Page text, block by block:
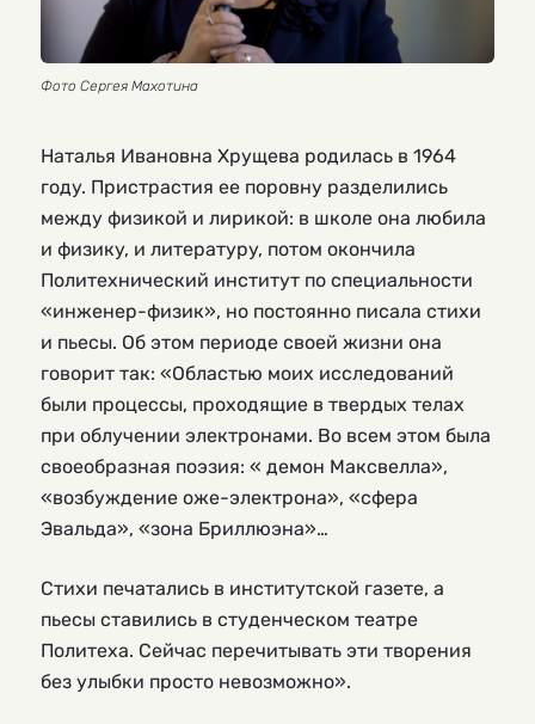
Фото Сергея Махотина
Наталья Ивановна Хрущева родилась в 1964
году. Пристрастия ее поровну разделились
между физикой и лирикой: в школе она любила
и физику, и литературу, потом окончила
Политехнический институт по специальности
«инженер-физик», но постоянно писала стихи
и пьесы. Об этом периоде своей жизни она
говорит так: «Областью моих исследований
были процессы, проходящие в твердых телах
при облучении электронами. Во всем этом была
своеобразная поэзия: « демон Максвелла»,
«возбуждение оже-электрона», «сфера
Эвальда», «зона Бриллюэна»…
Стихи печатались в институтской газете, а
пьесы ставились в студенческом театре
Политеха. Сейчас перечитывать эти творения
без улыбки просто невозможно».